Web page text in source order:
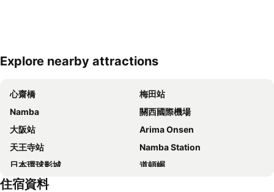
展開地圖
Explore nearby attractions
心齋橋
梅田站
Namba
關西國際機場
大阪站
Arima Onsen
天王寺站
Namba Station
日本環球影城
道頓崛
梅田天空之城
住宿資料